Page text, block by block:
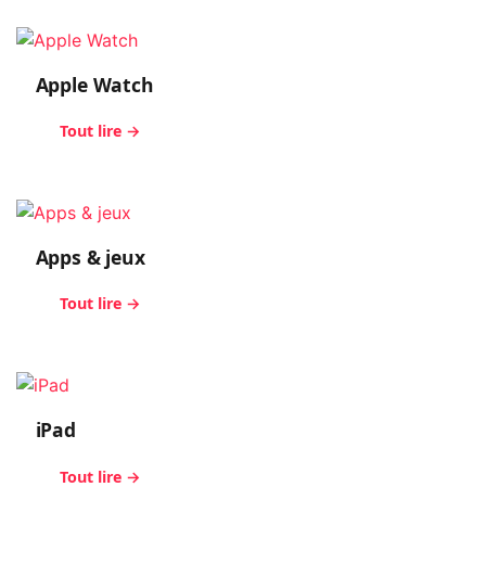
Apple Watch
Tout lire →
Apps & jeux
Tout lire →
iPad
Tout lire →